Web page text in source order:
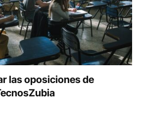
las oposiciones de